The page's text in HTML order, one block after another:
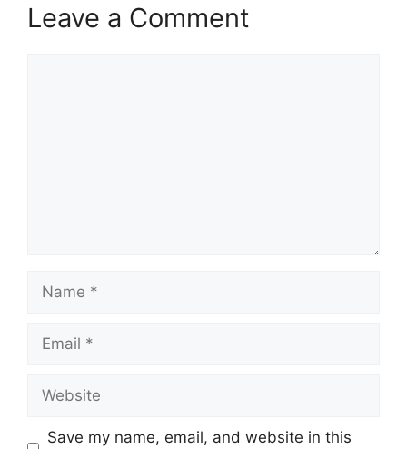
Leave a Comment
Save my name, email, and website in this